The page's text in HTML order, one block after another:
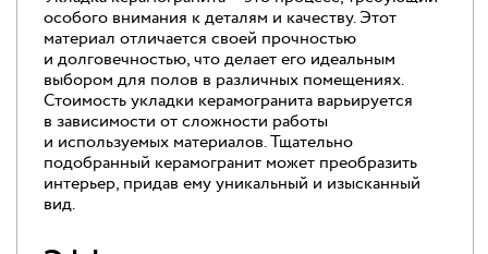
особого внимания к деталям и качеству. Этот
материал отличается своей прочностью
и долговечностью, что делает его идеальным
выбором для полов в различных помещениях.
Стоимость укладки керамогранита варьируется
в зависимости от сложности работы
и используемых материалов. Тщательно
подобранный керамогранит может преобразить
интерьер, придав ему уникальный и изысканный
вид.